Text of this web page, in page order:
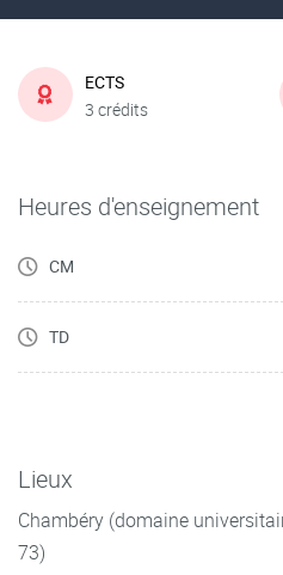
ECTS
3 crédits
Heures d'enseignement
CM
TD
Lieux
Chambéry (domaine
73)